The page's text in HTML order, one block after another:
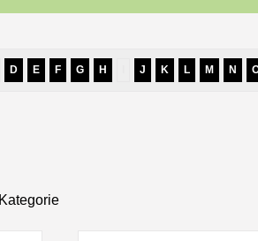
D E F G H J K L M N